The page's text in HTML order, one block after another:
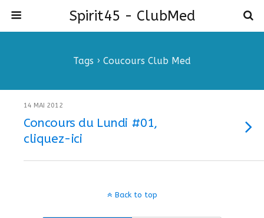
Spirit45 - ClubMed
Tags › Coucours Club Med
14 MAI 2012
Concours du Lundi #01,
cliquez-ici
Back to top